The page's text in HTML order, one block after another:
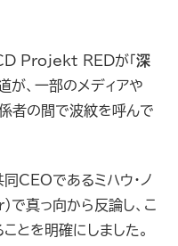
Projekt REDが「 深
が、一部のメディアや
者の間で波紋を呼んで
CEOであるミハウ・ノ
で真っ向から反論し、こ
とを明確にしました。